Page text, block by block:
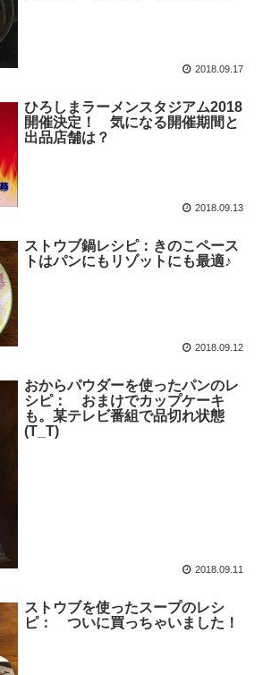
2018.09.17
ひろしまラーメンスタジアム2018
開催決定！ 気になる開催期間と
出品店舗は？
2018.09.13
ストウブ鍋レシピ：きのこペース
トはパンにもリゾットにも最適♪
2018.09.12
おからパウダーを使ったパンのレ
シピ： おまけでカップケーキ
も。某テレビ番組で品切れ状態
(T_T)
2018.09.11
ストウブを使ったスープのレシ
ピ： ついに買っちゃいました！